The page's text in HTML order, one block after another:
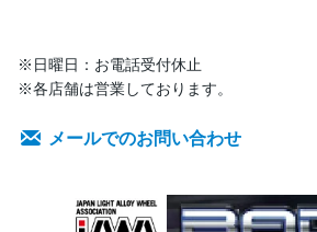
※日曜日：お電話受付休止
※各店舗は営業しております。
メールでのお問い合わせ